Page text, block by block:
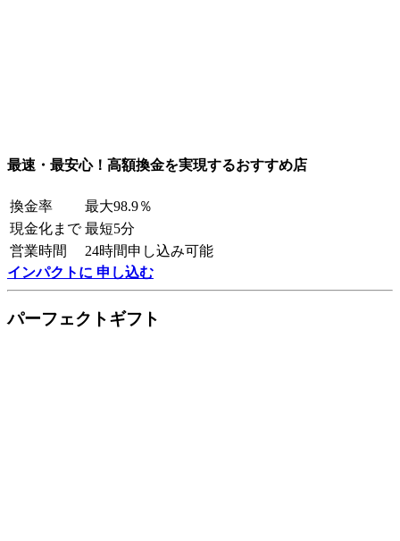
最速・最安心！高額換金を実現するおすすめ店
換金率
最大98.9％
現金化まで 最短5分
営業時間
24時間申し込み可能
インパクトに 申し込む
パーフェクトギフト